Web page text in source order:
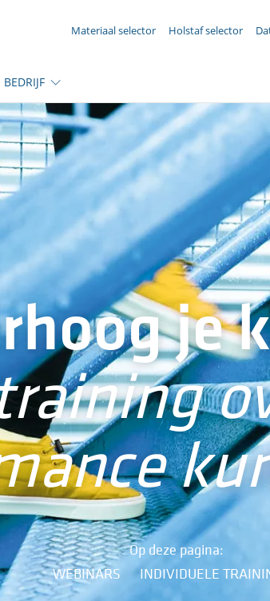
Materiaal selector Holstaf selector
BEDRIJF
je
Op deze pagina:
WEBINARS
INDIVIDUELE